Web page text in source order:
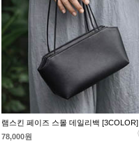
램스킨 페이즈 스몰 데일리백 [3COLOR]
78,000원